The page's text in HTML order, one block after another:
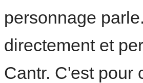
personnage
directement et
Cantr. C'est pour